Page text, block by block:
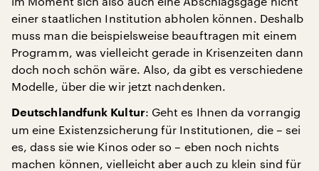
einer staatlichen Institution abholen können. Deshalb
muss man die beispielsweise beauftragen mit einem
Programm, was vielleicht gerade in Krisenzeiten dann
doch noch schön wäre. Also, da gibt es verschiedene
Modelle, über die wir jetzt nachdenken.
Deutschlandfunk Kultur: Geht es Ihnen da vorrangig
um eine Existenzsicherung für Institutionen, die – sei
es, dass sie wie Kinos oder so – eben noch nichts
machen können, vielleicht aber auch zu klein sind für